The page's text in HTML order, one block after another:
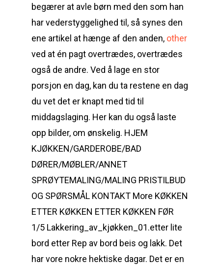
begærer at avle børn med den som han
har vederstyggelighed til, så synes den
ene artikel at hænge af den anden, other
ved at én pagt overtrædes, overtrædes
også de andre. Ved å lage en stor
porsjon en dag, kan du ta restene en dag
du vet det er knapt med tid til
middagslaging. Her kan du også laste
opp bilder, om ønskelig. HJEM
KJØKKEN/GARDEROBE/BAD
DØRER/MØBLER/ANNET
SPRØYTEMALING/MALING PRISTILBUD
OG SPØRSMÅL KONTAKT More KØKKEN
ETTER KØKKEN ETTER KØKKEN FØR
1/5 Lakkering_av_kjøkken_01.etter lite
bord etter Rep av bord beis og lakk. Det
har vore nokre hektiske dagar. Det er en